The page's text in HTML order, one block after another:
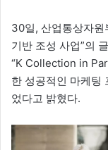
30일, 산업통상자원
기반 조성 사업”의
“K Collection in
한 성공적인 마케팅
었다고 밝혔다.